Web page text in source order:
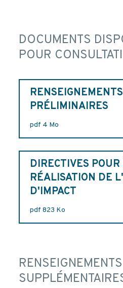
DOCUMENTS
POUR
RENSEIGNEMENTS
PRÉLIMINAIRES
pdf 4 Mo
DIRECTIVES
RÉALISATION DE
D'IMPACT
pdf 823 Ko
RENSEIGNEMENTS